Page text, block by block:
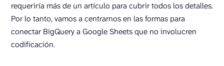
requeriría más de un artículo para cubrir todos los detalles.
Por lo tanto, vamos a centrarnos en las formas para
conectar BigQuery a Google Sheets que no involucren
codificación.